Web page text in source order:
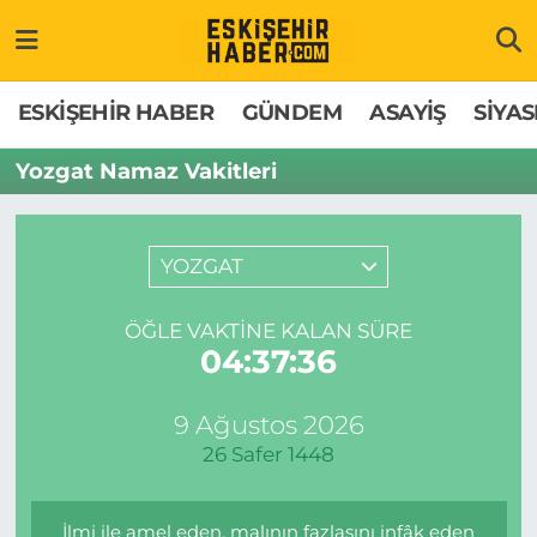
ESKİŞEHİR HABER GÜNDEM ASAYİŞ
Yozgat Namaz Vakitleri
YOZGAT
ÖĞLE VAKTINE KALAN SÜRE
04:37:36
9 Ağustos 2026
26 Safer 1448
İlmi ile amel eden, malının fazlasını infâk eden
GÜNDEM
ASAYİŞ
EKONOMİ
SPOR
Hakkımızda
İletişim
Odunpazarı Trafik Yoğunluk Haritası
Süper Lig Puan Durumu ve Fikstür
Tüm Manşetler
Son Dakika Haberleri